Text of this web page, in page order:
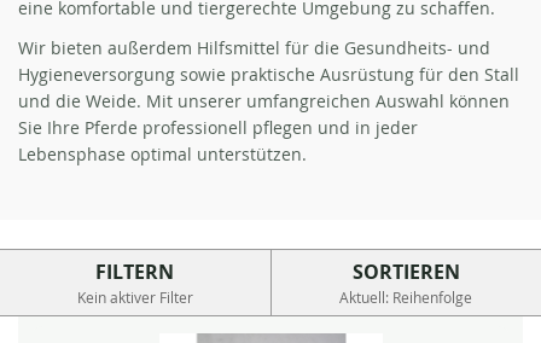
eine komfortable und tiergerechte Umgebung zu schaffen.
Wir bieten außerdem Hilfsmittel für die Gesundheits- und
Hygieneversorgung sowie praktische Ausrüstung für den Stall
und die Weide. Mit unserer umfangreichen Auswahl können
Sie Ihre Pferde professionell pflegen und in jeder
Lebensphase optimal unterstützen.
FILTERN
Kein aktiver Filter
SORTIEREN
Aktuell: Reihenfolge